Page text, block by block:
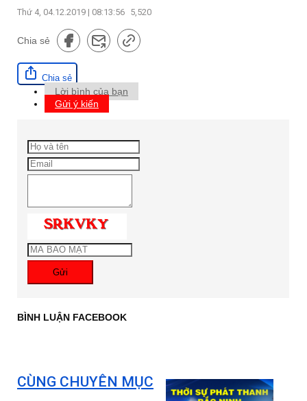
Thứ 4, 04.12.2019 | 08:13:56 5,520
Chia sẻ
Chia sẻ
Lời bình của bạn
Gửi ý kiến
Gửi
BÌNH LUẬN FACEBOOK
CÙNG CHUYÊN MỤC